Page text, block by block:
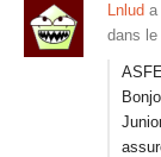
Lnlud a
dans le